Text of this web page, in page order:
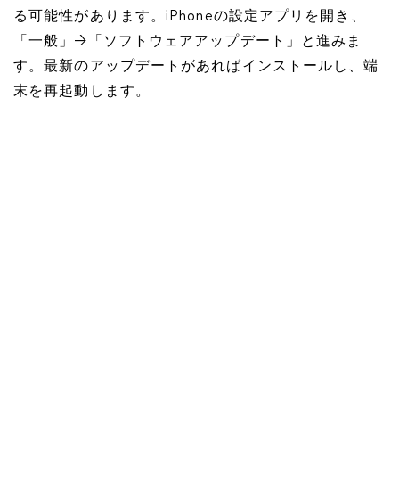
る可能性があります。iPhoneの設定アプリを開き、
「一般」→「ソフトウェアアップデート」と進みま
す。最新のアップデートがあればインストールし、端
末を再起動します。